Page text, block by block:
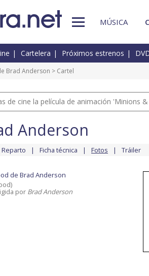
MÚSICA
Cartelera Próximos estrenos
Brad Anderson > Cartel
de cine la película de animación 'Minions
Anderson
Reparto Ficha técnica Fotos Tráiler
de Brad Anderson
por Brad Anderson